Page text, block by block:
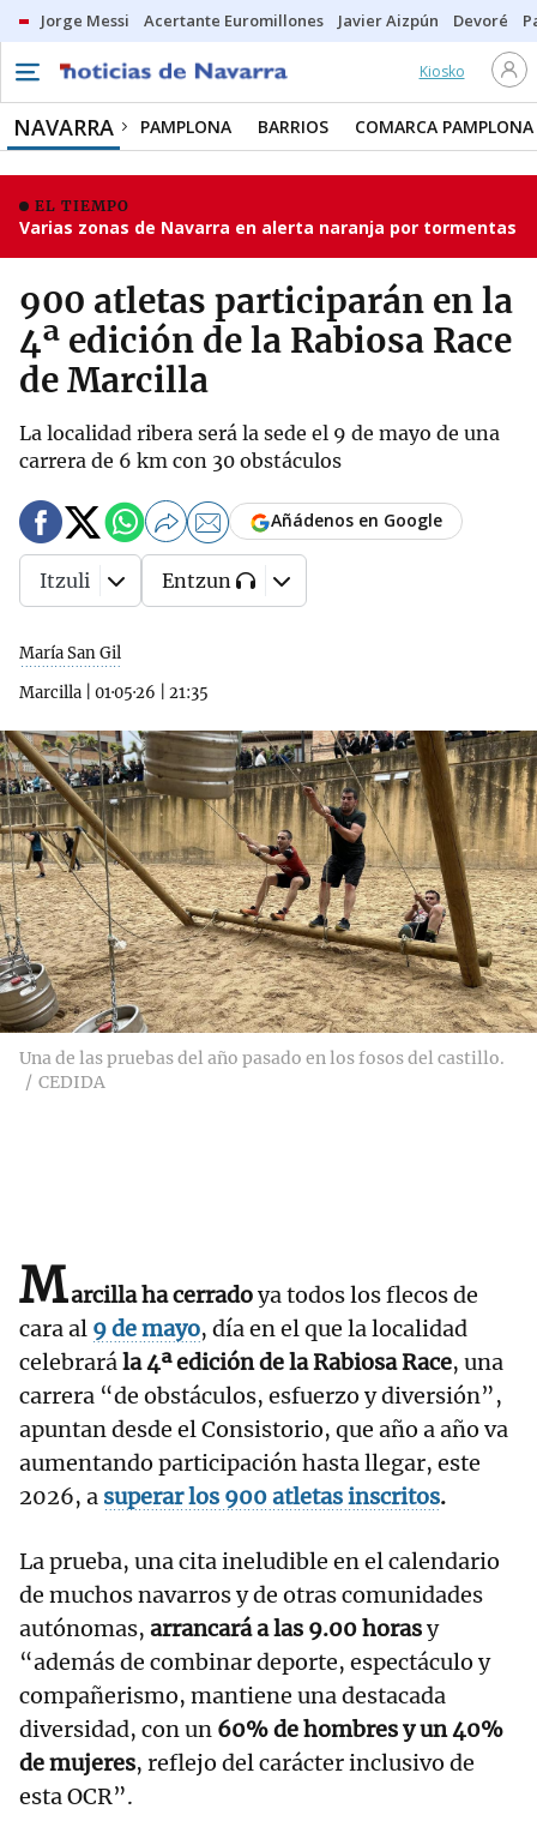
Jorge Messi Acertante Euromillones Javier Aizpún Devoré
Kiosko
NAVARRA PAMPLONA BARRIOS COMARCA PAMPLONA
EL TIEMPO
Varias zonas de Navarra en alerta naranja por tormentas
900 atletas participarán en la
4ª edición de la Rabiosa Race
de Marcilla
La localidad ribera será la sede el 9 de mayo de una
carrera de 6 km con 30 obstáculos
María San Gil
Marcilla
01·05·26 21:35
Añádenos en Google
Itzuli Entzun
Una de las pruebas del año pasado en los fosos del castillo.
CEDIDA
Marcilla ha cerradoya todos los flecos de
cara al 9 de mayo, día en el que la localidad
celebrarála 4ª edición de la Rabiosa Race, una
carrera “de obstáculos, esfuerzo y diversión”,
apuntan desde el Consistorio, que año a año va
aumentando participación hasta llegar, este
2026, a superar los 900 atletas inscritos.
La prueba, una cita ineludible en el calendario
de muchos navarros y de otras comunidades
autónomas, arrancará a las 9.00 horasy
“además de combinar deporte, espectáculo y
compañerismo, mantiene una destacada
diversidad, con un 60% de hombres y un 40%
de mujeres, reflejo del carácter inclusivo de
esta OCR”.